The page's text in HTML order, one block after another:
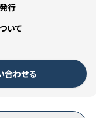
行
いて
合わせる